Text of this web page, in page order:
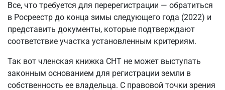
Все, что требуется для перерегистрации — обратиться
в Росреестр до конца зимы следующего года (2022) и
представить документы, которые подтверждают
соответствие участка установленным критериям.
Так вот членская книжка СНТ не может выступать
законным основанием для регистрации земли в
собственность ее владельца. С правовой точки зрения